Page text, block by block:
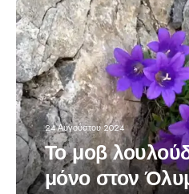
24 Αυγούστου 2024
Το μοβ
μόνο στον